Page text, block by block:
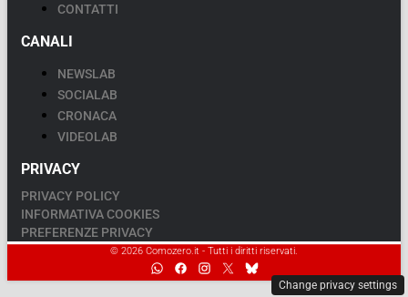
CONTATTI
CANALI
NEWSLAB
SOCIALAB
CRONACA
VIDEOLAB
PRIVACY
PRIVACY POLICY
INFORMATIVA COOKIES
PREFERENZE PRIVACY
© 2026 Comozero.it - Tutti i diritti riservati.
Change privacy settings